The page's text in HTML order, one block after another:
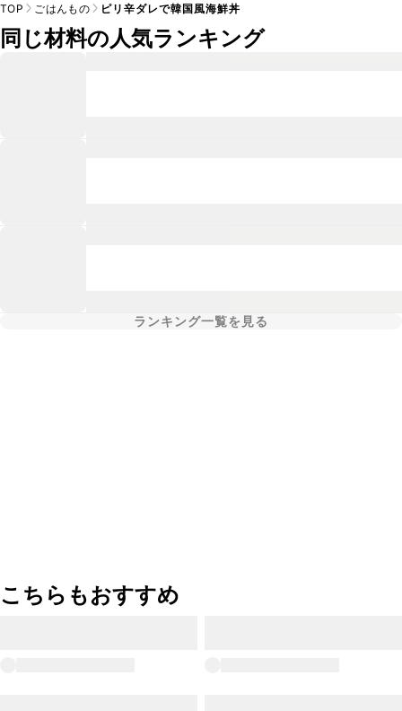
TOP ごはんもの ピリ辛ダレで韓国風海鮮丼
同じ材料の人気ランキング
ランキング一覧を見る
こちらもおすすめ